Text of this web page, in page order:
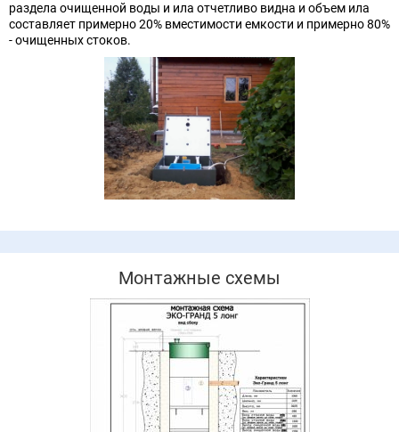
раздела очищенной воды и ила отчетливо видна и объем ила
составляет примерно 20% вместимости емкости и примерно 80%
- очищенных стоков.
Монтажные схемы